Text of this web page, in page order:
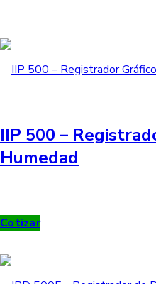
IIP 500 –
Humedad
Cotizar